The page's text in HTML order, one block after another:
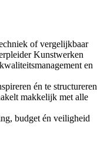
of vergelijkbaar
Kunstwerken
en
én te structureren
makkelijk met alle
budget én veiligheid